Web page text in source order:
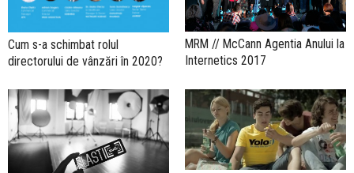
Cum s-a schimbat rolul
directorului de vânzări în 2020?
MRM // McCann Agentia Anului la
Internetics 2017